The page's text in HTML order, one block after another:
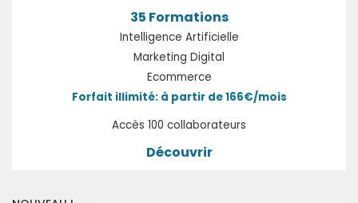
35 Formations
Intelligence Artificielle
Marketing Digital
Ecommerce
Forfait illimité: à partir de 166€/mois
Accès 100 collaborateurs
Découvrir